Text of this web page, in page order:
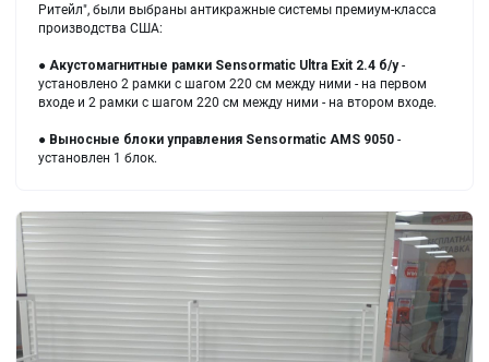
Ритейл", были выбраны антикражные системы премиум-класса
производства США:
● Акустомагнитные рамки Sensormatic Ultra Exit 2.4 б/у-
установлено 2 рамки с шагом 220 см между ними - на первом
входе и 2 рамки с шагом 220 см между ними - на втором входе.
● Выносные блоки управления Sensormatic AMS 9050 -
установлен 1 блок.